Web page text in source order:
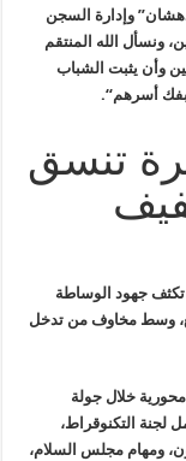
وإدارة السجن
ونسأل الله المنتقم
وأن يثبت الشباب
بفك أسرهم“.
تنسق
تكثف جهود الوساطة
وسط مخاوف من تدخل
لجنة التكنوقراط،
ومهام مجلس السلام،